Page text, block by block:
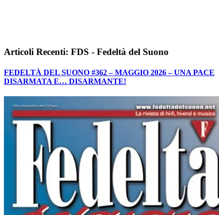
Articoli Recenti: FDS - Fedeltà del Suono
FEDELTÀ DEL SUONO #362 – MAGGIO 2026 – UNA PACE
DISARMATA E… DISARMANTE!